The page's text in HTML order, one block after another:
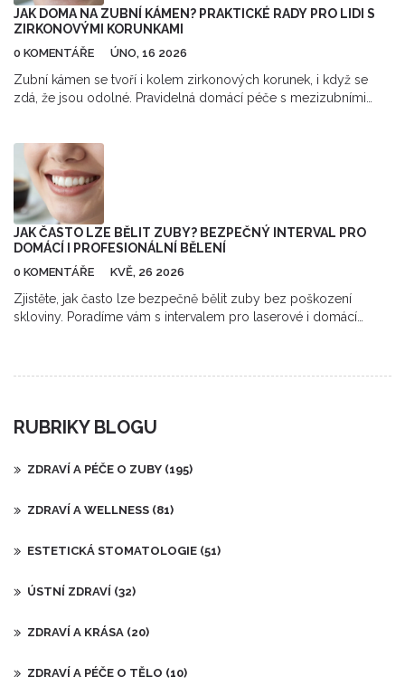
JAK DOMA NA ZUBNÍ KÁMEN? PRAKTICKÉ RADY PRO LIDI S
ZIRKONOVÝMI KORUNKAMI
0 KOMENTÁŘE ÚNO, 16 2026
Zubní kámen se tvoří i kolem zirkonových korunek, i když se
zdá, že jsou odolné. Pravidelná domácí péče s mezizubními
předcházejte mu.
JAK ČASTO LZE BĚLIT ZUBY? BEZPEČNÝ INTERVAL PRO
DOMÁCÍ I PROFESIONÁLNÍ BĚLENÍ
0 KOMENTÁŘE KVĚ, 26 2026
Zjistěte, jak často lze bezpečně bělit zuby bez poškození
skloviny. Poradíme vám s intervalem pro laserové i domácí
RUBRIKY BLOGU
ZDRAVÍ A PÉČE O ZUBY (195)
ZDRAVÍ A WELLNESS (81)
ESTETICKÁ STOMATOLOGIE (51)
ÚSTNÍ ZDRAVÍ (32)
ZDRAVÍ A KRÁSA (20)
ZDRAVÍ A PÉČE O TĚLO (10)